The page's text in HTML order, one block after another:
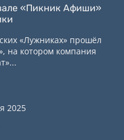
«Пикник Афиши»
«Лужниках» прошёл
на котором компания
2025